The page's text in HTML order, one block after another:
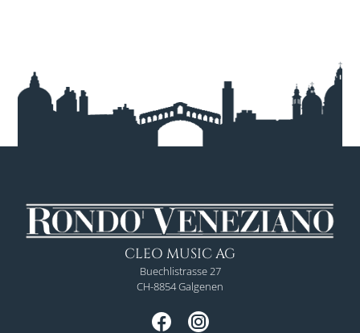
CLEO MUSIC AG
Buechlistrasse 27
CH-8854 Galgenen